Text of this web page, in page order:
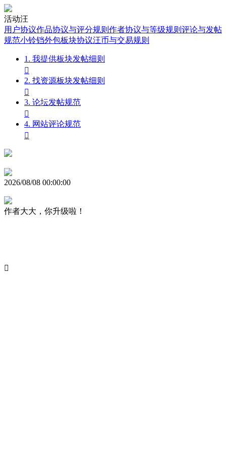
活动汪
用户协议作品协议与评分规则 作者协议与等级规则 评论与发帖
规范小铃铛外包板块协议汪币与交易规则
1. 我提供板块发帖细则

2. 找资源板块发帖细则

3. 论坛发帖规范

4. 网站评论规范

2026/08/08 00:00:00
作者大大，你升级啦！
